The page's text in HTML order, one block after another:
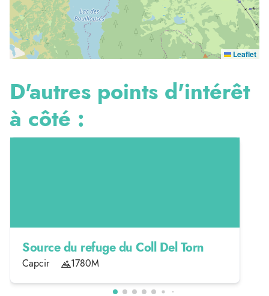
Leaflet
D'autres points d'intérêt
à côté :
Source du refuge du Coll Del Torn
Capcir 1780M